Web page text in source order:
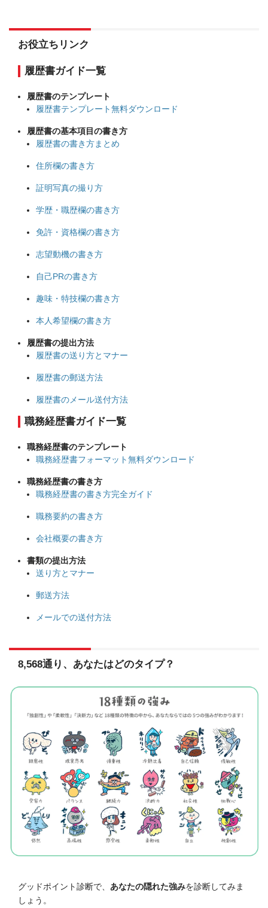
お役立ちリンク
履歴書ガイド一覧
履歴書のテンプレート
履歴書テンプレート無料ダウンロード
履歴書の基本項目の書き方
履歴書の書き方まとめ
住所欄の書き方
証明写真の撮り方
学歴・職歴欄の書き方
免許・資格欄の書き方
志望動機の書き方
自己PRの書き方
趣味・特技欄の書き方
本人希望欄の書き方
履歴書の提出方法
履歴書の送り方とマナー
履歴書の郵送方法
履歴書のメール送付方法
職務経歴書ガイド一覧
職務経歴書のテンプレート
職務経歴書フォーマット無料ダウンロード
職務経歴書の書き方
職務経歴書の書き方完全ガイド
職務要約の書き方
会社概要の書き方
書類の提出方法
送り方とマナー
郵送方法
メールでの送付方法
8,568通り、あなたはどのタイプ？
グッドポイント診断で、 あなたの隠れた強みを診断してみま
しょう。